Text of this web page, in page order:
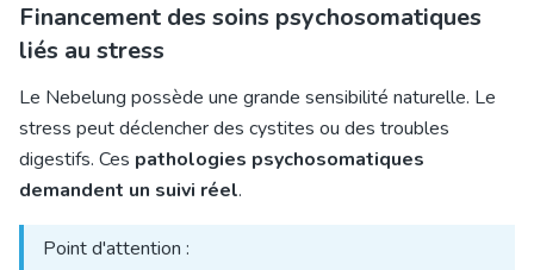
Financement des soins psychosomatiques
liés au stress
Le Nebelung possède une grande sensibilité naturelle. Le
stress peut déclencher des cystites ou des troubles
digestifs. Ces pathologies psychosomatiques
demandent un suivi réel.
Point d'attention :